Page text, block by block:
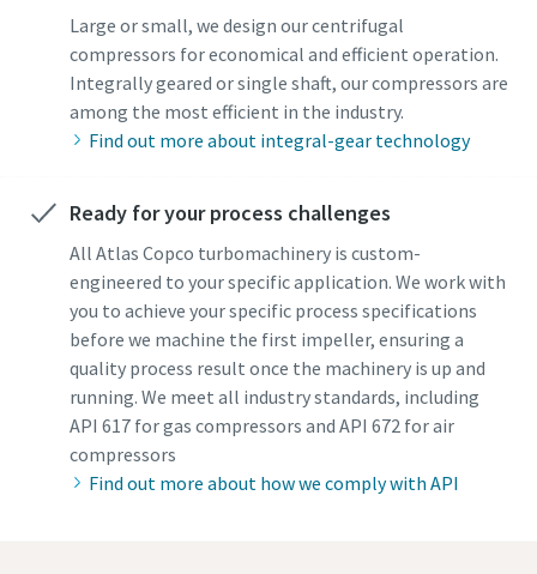
Large or small, we design our centrifugal
compressors for economical and efficient operation.
Integrally geared or single shaft, our compressors are
among the most efficient in the industry.
Find out more about integral-gear technology
Ready for your process challenges
All Atlas Copco turbomachinery is custom-
engineered to your specific application. We work with
you to achieve your specific process specifications
before we machine the first impeller, ensuring a
quality process result once the machinery is up and
running. We meet all industry standards, including
API 617 for gas compressors and API 672 for air
compressors
Find out more about how we comply with API